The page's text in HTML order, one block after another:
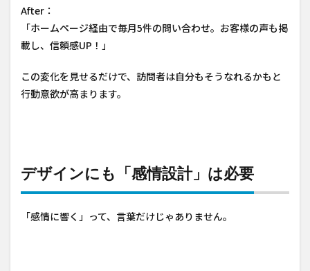
After：
「ホームページ経由で毎月5件の問い合わせ。お客様の声も掲
載し、信頼感UP！」
この変化を見せるだけで、訪問者は自分もそうなれるかもと
行動意欲が高まります。
デザインにも「感情設計」は必要
「感情に響く」って、言葉だけじゃありません。